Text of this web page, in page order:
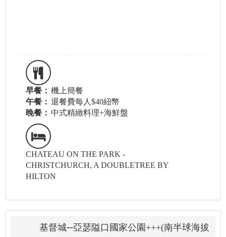
早餐： 機上簡餐
午餐： 退餐費每人$40紐幣
晚餐： 中式精緻料理+海鮮盤
CHATEAU ON THE PARK -
CHRISTCHURCH, A DOUBLETREE BY
HILTON
基督城─亞瑟隘口國家公園+++(南半球海拔